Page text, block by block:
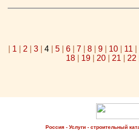
1 2 3| 4| 5| 6| 7 8| 9| 10| 11
18| 19| 20| 21 22
Россия - Услуги - строительный